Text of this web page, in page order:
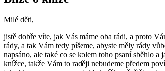
Milé děti,
jistě dobře víte, jak Vás máme oba rádi, a proto
rády, a tak Vám tedy píšeme, abyste měly rády
napsáno, ale také co se kolem toho psaní sběhlo
knížce, takže Vám to raději nebudeme předem